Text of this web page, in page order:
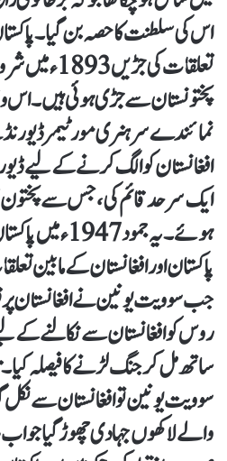
اس کی سلطنت کا حصہ بن گیا۔
تعلقات کی
پختونستان سے جڑی ہوئی ہیں۔
نمائندے سر ہنری مورٹیمر
افغانستان کو الگ کرنے کے لیے
ایک سرحد قائم کی، جس سے پختون
ہوئے۔ یہ جمود
پاکستان اور افغانستان کے مابین
جب سوویت یونین نے افغانستان پر
روس کو افغانستان سے نکالنے کے
ساتھ مل کر جنگ لڑنے کا فیصلہ
سوویت یونین تو افغانستان سے
والے لاکھوں جہادی چھوڑ گیا جو